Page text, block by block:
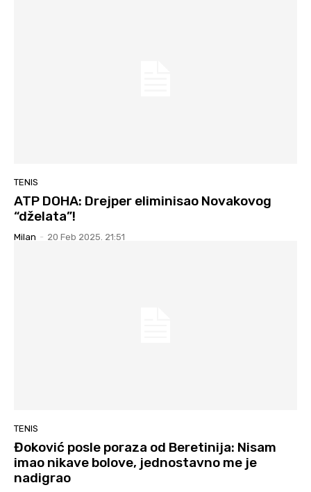
TENIS
ATP DOHA: Drejper eliminisao Novakovog
“dželata”!
Milan - 20 Feb 2025. 21:51
TENIS
Đoković posle poraza od Beretinija: Nisam
imao nikave bolove, jednostavno me je
nadigrao